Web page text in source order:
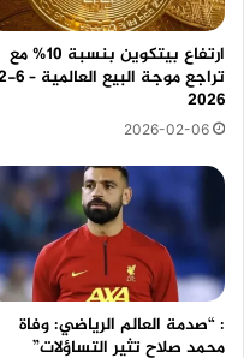
ارتفاع بيتكوين بنسبة 10% مع
2026
2026-02-06
: “صدمة العالم الرياضي: وفاة
محمد صلاح تثير التساؤلات”